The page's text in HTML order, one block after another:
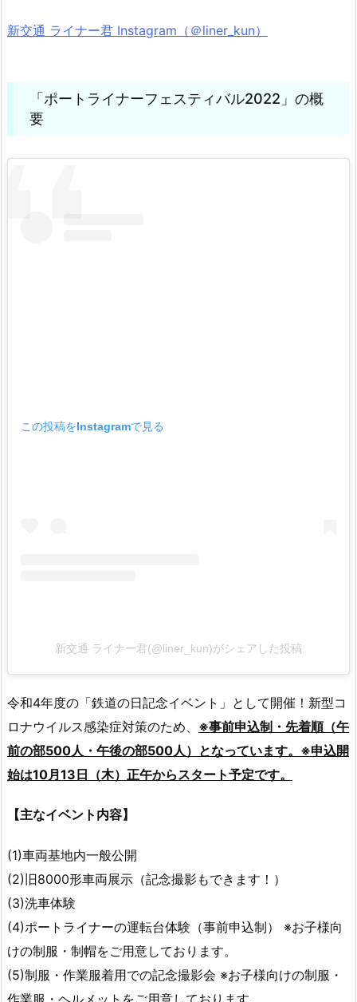
新交通 ライナー君 Instagram（＠liner_kun）
「ポートライナーフェスティバル2022」の概
要
この投稿をInstagramで見る
新交通 ライナー君(@liner_kun)がシェアした投稿
令和4年度の「鉄道の日記念イベント」として開催！新型コ
ロナウイルス感染症対策のため、 ※事前申込制・先着順（午
前の部500人・午後の部500人）となっています。※申込開
始は10月13日（木）正午からスタート予定です。
【主なイベント内容】
(1)車両基地内一般公開
(2)旧8000形車両展示（記念撮影もできます！）
(3)洗車体験
(4)ポートライナーの運転台体験（事前申込制） ※お子様向
けの制服・制帽をご用意しております。
(5)制服・作業服着用での記念撮影会 ※お子様向けの制服・